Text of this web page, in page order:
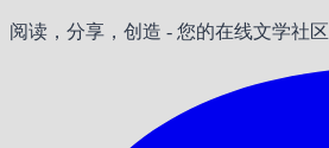
阅读，分享，创造 - 您的在线文学社区